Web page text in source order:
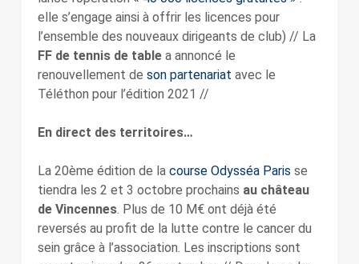
elle s’engage ainsi à offrir les licences pour
l’ensemble des nouveaux dirigeants de club) // La
FF de tennis de tablea annoncé le
renouvellement de son partenariat avec le
Téléthon pour l’édition 2021 //
En direct des territoires…
La 20ème édition de la course Odysséa Paris se
tiendra les 2 et 3 octobre prochains au château
de Vincennes. Plus de 10 M€ ont déjà été
reversés au profit de la lutte contre le cancer du
sein grâce à l’association. Les inscriptions sont